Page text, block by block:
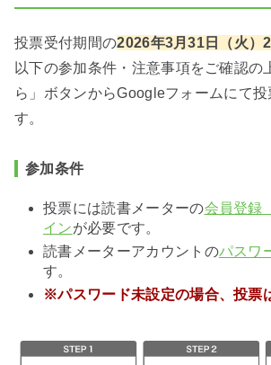
投票受付期間の2026年3月31日（火）
以下の参加条件・注意事項をご確認の
ら」ボタンからGoogleフォームにて投
す。
参加条件
投票には読書メーターの会員登録
インが必要です。
読書メーターアカウントのパスワ
す。
※パスワード未設定の場合、投票